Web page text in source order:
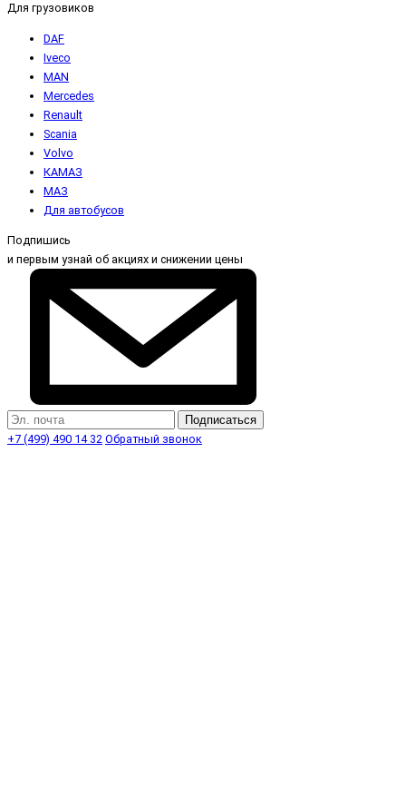
Для грузовиков
DAF
Iveco
MAN
Mercedes
Renault
Scania
Volvo
КАМАЗ
МАЗ
Для автобусов
Подпишись
и первым узнай об акциях и снижении цены
Подписаться
+7 (499) 490 14 32 Обратный звонок